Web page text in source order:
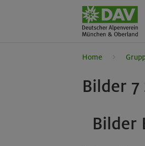
Home
Bilder
Bilder